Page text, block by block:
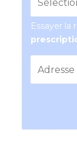
Essayer la